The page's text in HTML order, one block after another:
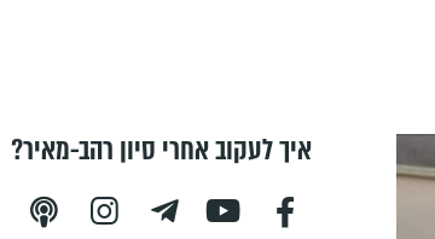
איך לעקוב אחרי סיון רהב-מאיר?